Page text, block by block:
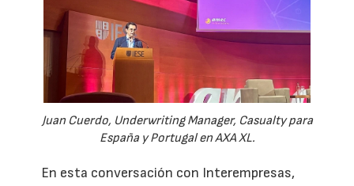
Juan Cuerdo, Underwriting Manager, Casualty para
España y Portugal en AXA XL.
En esta conversación con Interempresas,